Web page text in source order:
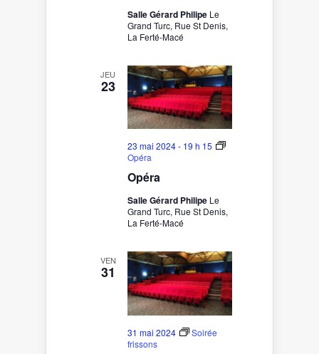
Salle Gérard Philipe Le
Grand Turc, Rue St Denis,
La Ferté-Macé
JEU
23
Opéra
23 mai 2024 - 19 h 15
Opéra
Salle Gérard Philipe Le
Grand Turc, Rue St Denis,
La Ferté-Macé
VEN
31
31 mai 2024
Soirée
frissons